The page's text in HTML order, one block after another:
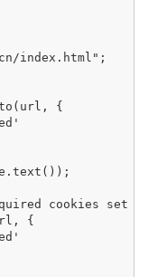
index.html";
{
cookies set
{